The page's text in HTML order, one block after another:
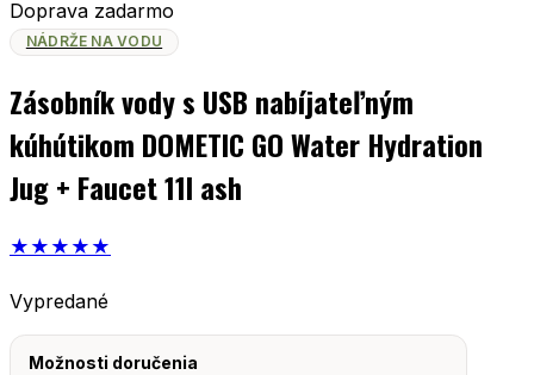
Doprava zadarmo
NÁDRŽE NA VODU
Zásobník vody s USB nabíjateľným
kúhútikom DOMETIC GO Water Hydration
Jug + Faucet 11l ash
★ ★ ★ ★ ★
Vypredané
Možnosti doručenia